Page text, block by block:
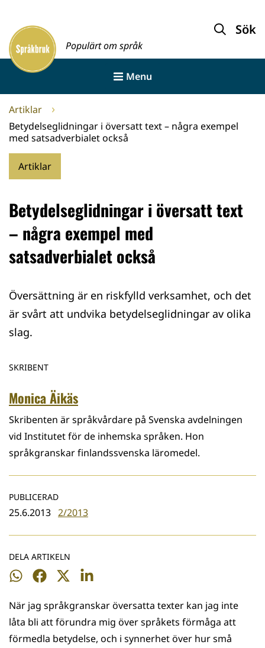
innehållet
Framsida
Populärt om språk
Sök
Menu
Artiklar
Betydelseglidningar i översatt text – några exempel
med satsadverbialet också
Artiklar
Betydelseglidningar i översatt text
– några exempel med
satsadverbialet också
Översättning är en riskfylld verksamhet, och det
är svårt att undvika betydelseglidningar av olika
slag.
SKRIBENT
Monica Äikäs
Skribenten är språkvårdare på Svenska avdelningen
vid Institutet för de inhemska språken. Hon
språkgranskar finlandssvenska läromedel.
PUBLICERAD
25.6.2013 2/2013
DELA ARTIKELN
Dela
WhatsApp
Dela
Facebook
Dela
Twitter
Dela
LinkedIn
När jag språkgranskar översatta texter kan jag inte
låta bli att förundra mig över språkets förmåga att
förmedla betydelse, och i synnerhet över hur små